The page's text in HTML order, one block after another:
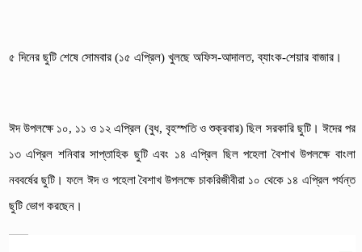
৫ দিনের ছুটি শেষে সোমবার (১৫ এপ্রিল) খুলছে অফিস-আদালত, ব্যাংক-শেয়ার বাজার।
ঈদ উপলক্ষে ১০, ১১ ও ১২ এপ্রিল (বুধ, বৃহস্পতি ও শুক্রবার) ছিল সরকারি ছুটি। ঈদের পর
১৩ এপ্রিল শনিবার সাপ্তাহিক ছুটি এবং ১৪ এপ্রিল ছিল পহেলা বৈশাখ উপলক্ষে বাংলা
নববর্ষের ছুটি। ফলে ঈদ ও পহেলা বৈশাখ উপলক্ষে চাকরিজীবীরা ১০ থেকে ১৪ এপ্রিল পর্যন্ত
ছুটি ভোগ করছেন।